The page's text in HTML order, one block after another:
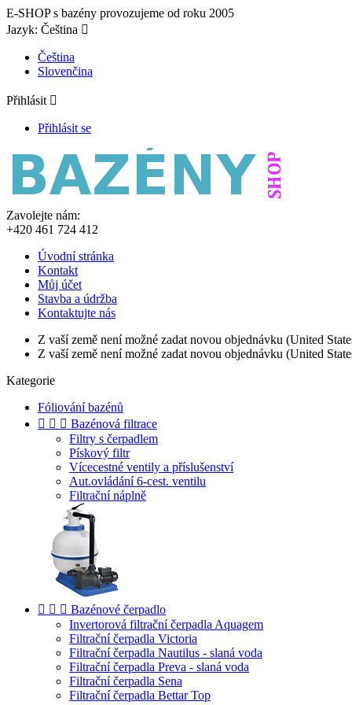
E-SHOP s bazény provozujeme od roku 2005
Jazyk: Čeština 
Čeština
Slovenčina
Přihlásit 
Přihlásit se
Zavolejte nám:
+420 461 724 412
Úvodní stránka
Kontakt
Můj účet
Stavba a údržba
Kontaktujte nás
Z vaší země není možné zadat novou objednávku (United
Z vaší země není možné zadat novou objednávku (United
Kategorie
Fóliování bazénů
   Bazénová filtrace
Filtry s čerpadlem
Pískový filtr
Vícecestné ventily a příslušenství
Aut.ovládání 6-cest. ventilu
Filtrační náplně
   Bazénové čerpadlo
Invertorová filtrační čerpadla Aquagem
Filtrační čerpadla Victoria
Filtrační čerpadla Nautilus - slaná voda
Filtrační čerpadla Preva - slaná voda
Filtrační čerpadla Sena
Filtrační čerpadla Bettar Top